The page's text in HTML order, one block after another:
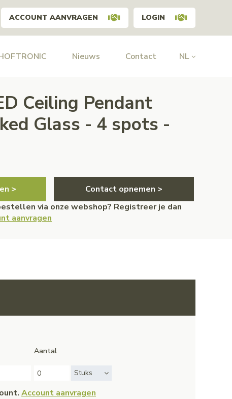
ACCOUNT AANVRAGEN LOGIN
Nieuws Contact NL
Ceiling Pendant
Glass - 4 spots -
>
Contact opnemen >
via onze webshop? Registreer je dan
aanvragen
Aantal
Stuks
Account aanvragen